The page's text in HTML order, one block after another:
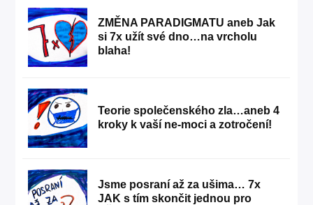
ZMĚNA PARADIGMATU aneb Jak
si 7x užít své dno…na vrcholu
blaha!
Teorie společenského zla…aneb 4
kroky k vaší ne-moci a zotročení!
Jsme posraní až za ušima… 7x
JAK s tím skončit jednou pro